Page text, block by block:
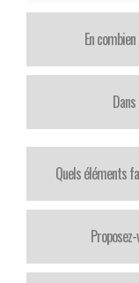
En
Quels éléments